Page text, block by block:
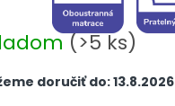
(>5 ks)
doručiť do:13.8.2026